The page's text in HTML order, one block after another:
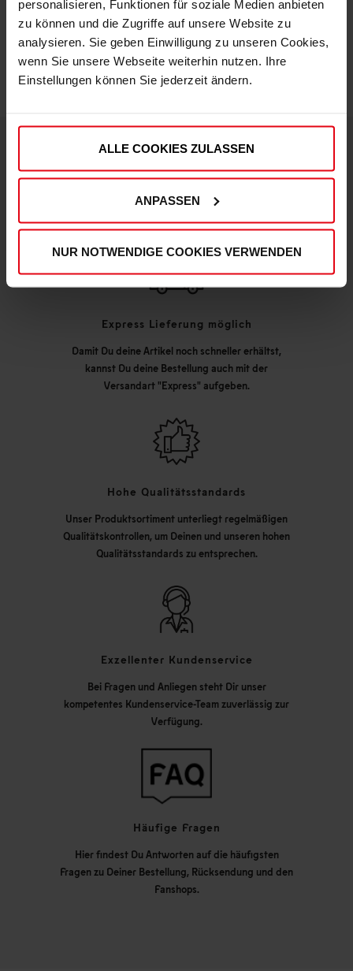
personalisieren, Funktionen für soziale Medien anbieten
zu können und die Zugriffe auf unsere Website zu
analysieren. Sie geben Einwilligung zu unseren Cookies,
wenn Sie unsere Webseite weiterhin nutzen. Ihre
Einstellungen können Sie jederzeit ändern.
ALLE COOKIES ZULASSEN
ANPASSEN
NUR NOTWENDIGE COOKIES VERWENDEN
IN DEN WARENKORB
DEINE VORTEILE IN UNSEREM SHOP
Express Lieferung möglich
Damit Du deine Artikel noch schneller erhältst,
kannst Du deine Bestellung auch mit der
Versandart "Express" aufgeben.
Hohe Qualitätsstandards
Unser Produktsortiment unterliegt regelmäßigen
Qualitätskontrollen, um Deinen und unseren hohen
Qualitätsstandards zu entsprechen.
Exzellenter Kundenservice
Bei Fragen und Anliegen steht Dir unser
kompetentes Kundenservice-Team zuverlässig zur
Verfügung.
Häufige Fragen
Hier findest Du Antworten auf die häufigsten
Fragen zu Deiner Bestellung, Rücksendung und den
Fanshops.